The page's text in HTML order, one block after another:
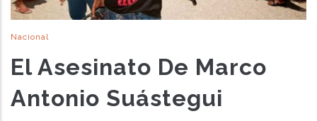
Nacional
El Asesinato De Marco
Antonio Suástegui